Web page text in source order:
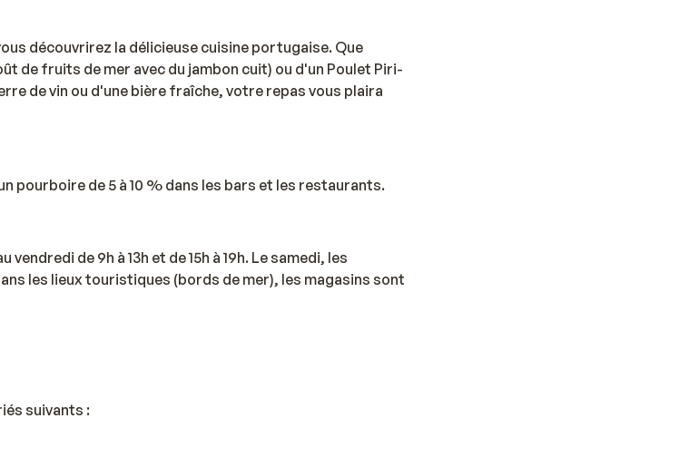
découvrirez la délicieuse cuisine portugaise. Que
de fruits de mer avec du jambon cuit) ou d'un Poulet Piri-
de vin ou d'une bière fraîche, votre repas vous plaira
pourboire de 5 à 10 % dans les bars et les restaurants.
de 9h à 13h et de 15h à 19h. Le samedi, les
les lieux touristiques (bords de mer), les magasins sont
suivants :